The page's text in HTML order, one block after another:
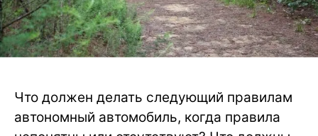
Что должен делать следующий правилам
автономный автомобиль, когда правила